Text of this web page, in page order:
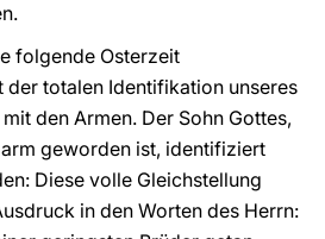
folgende Osterzeit
der totalen Identifikation unseres
den Armen. Der Sohn Gottes,
geworden ist, identifiziert
Diese volle Gleichstellung
in den Worten des Herrn: